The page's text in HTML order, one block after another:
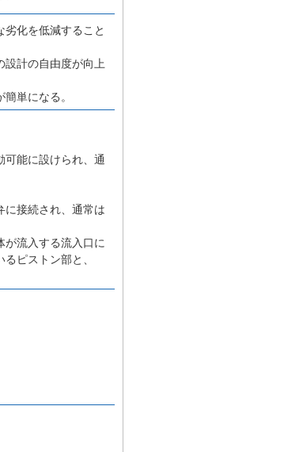
化を低減すること
設計の自由度が向上
単になる。
能に設けられ、通
に接続され、通常は
流入する流入口に
ピストン部と、